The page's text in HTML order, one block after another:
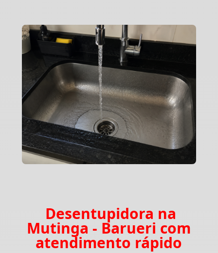
Desentupidora na
Mutinga - Barueri com
atendimento rápido